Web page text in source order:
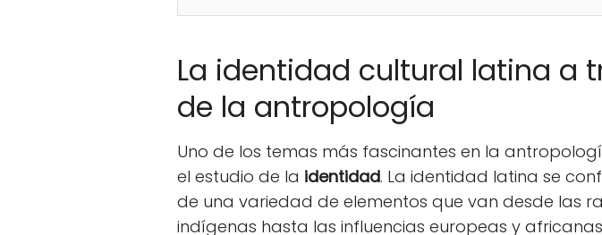
La identidad cultural latina a
de la antropología
Uno de los temas más fascinantes en la
el estudio de la identidad. La identidad latina se
de una variedad de elementos que van desde las
indígenas hasta las influencias europeas y